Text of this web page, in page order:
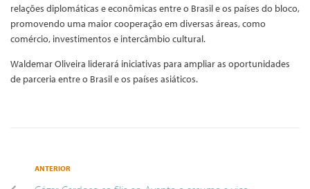
relações diplomáticas e econômicas entre o Brasil e os países do bloco,
promovendo uma maior cooperação em diversas áreas, como
comércio, investimentos e intercâmbio cultural.
Waldemar Oliveira liderará iniciativas para ampliar as oportunidades
de parceria entre o Brasil e os países asiáticos.
ANTERIOR